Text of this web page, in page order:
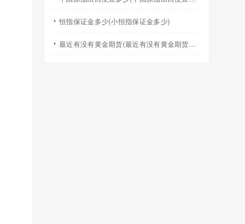
恒指保证金多少(小恒指保证金多少)
最近有没有黄金期货(最近有没有黄金期货交易)